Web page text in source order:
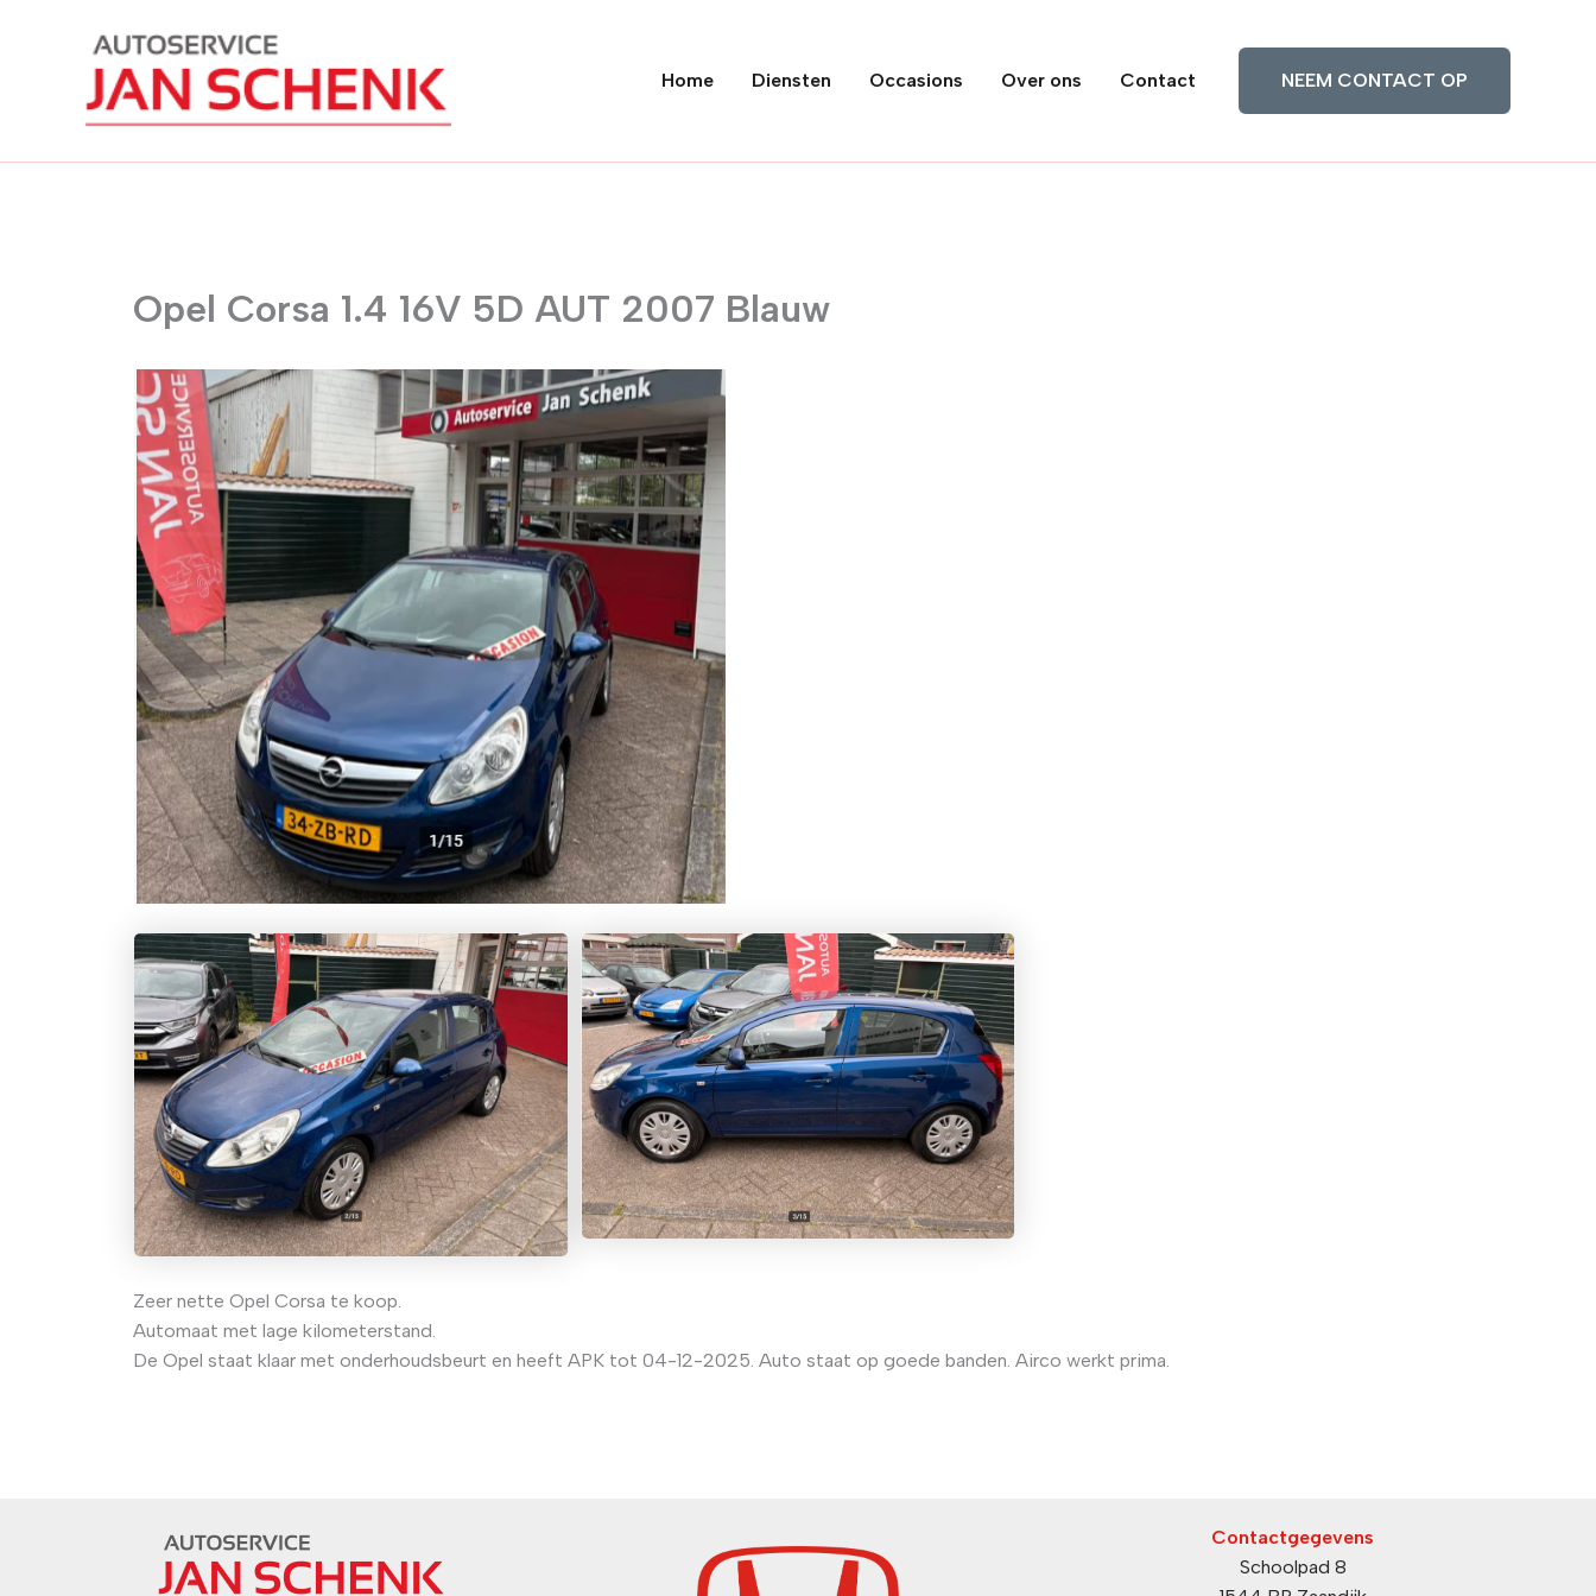
Home Diensten Occasions Over ons Contact NEEM CONTACT OP
Opel Corsa 1.4 16V 5D AUT 2007 Blauw
Zeer nette Opel Corsa te koop.
Automaat met lage kilometerstand.
De Opel staat klaar met onderhoudsbeurt en heeft APK tot 04-12-2025. Auto staat op goede banden. Airco werkt prima.
Contactgegevens
Schoolpad 8